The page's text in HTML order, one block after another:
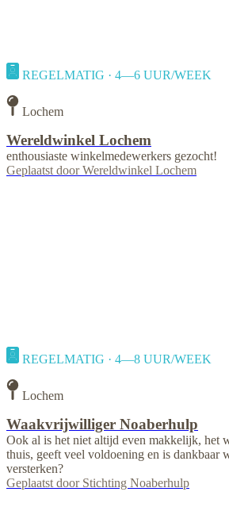
REGELMATIG · 4—6 UUR/WEEK
Lochem
Wereldwinkel Lochem
enthousiaste winkelmedewerkers gezocht!
Geplaatst door Wereldwinkel Lochem
REGELMATIG · 4—8 UUR/WEEK
Lochem
Waakvrijwilliger Noaberhulp
Ook al is het niet altijd even makkelijk, het
thuis, geeft veel voldoening en is dankbaar
versterken?
Geplaatst door Stichting Noaberhulp